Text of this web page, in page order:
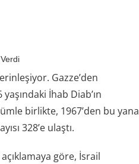
Gazze’den
İhab Diab’ın
birlikte, 1967’den bu yana
328’e ulaştı.
göre, İsrail